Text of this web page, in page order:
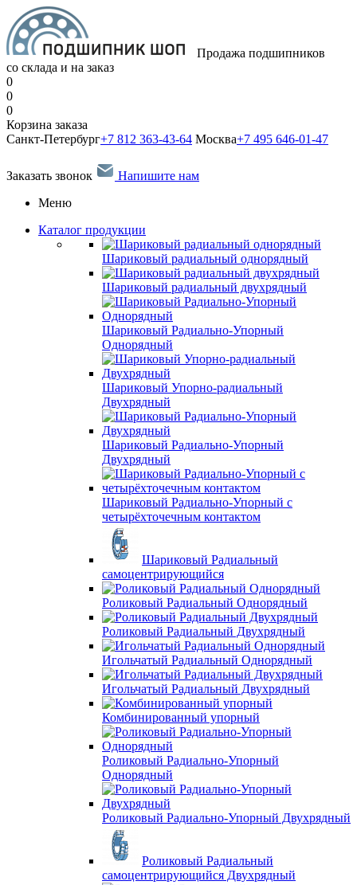
Продажа подшипников
со склада и на заказ
0
0
0
Корзина заказа
Санкт-Петербург+7 812 363-43-64 Москва+7 495 646-01-47
Заказать звонок
Напишите нам
Меню
Каталог продукции
Шариковый радиальный однорядный
Шариковый радиальный двухрядный
Шариковый Радиально-Упорный
Однорядный
Шариковый Упорно-радиальный
Двухрядный
Шариковый Радиально-Упорный
Двухрядный
Шариковый Радиально-Упорный с
четырёхточечным контактом
Шариковый Радиальный
самоцентрирующийся
Роликовый Радиальный Однорядный
Роликовый Радиальный Двухрядный
Игольчатый Радиальный Однорядный
Игольчатый Радиальный Двухрядный
Комбинированный упорный
Роликовый Радиально-Упорный
Однорядный
Роликовый Радиально-Упорный Двухрядный
Роликовый Радиальный
самоцентрирующийся Двухрядный